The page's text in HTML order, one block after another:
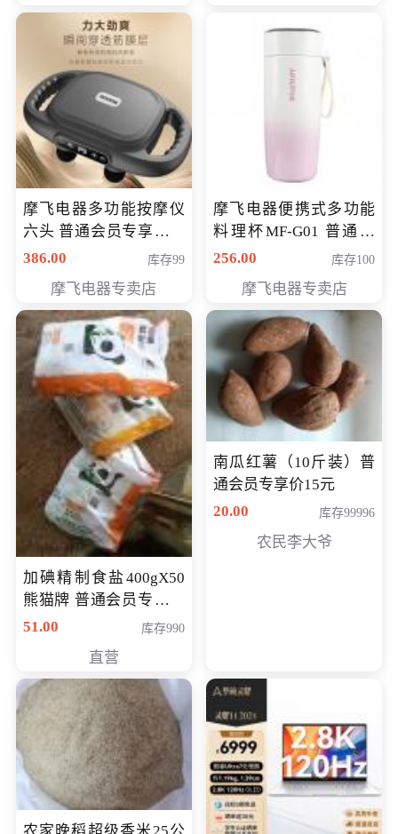
摩飞电器多功能按摩仪
六头 普通会员专享价格
199元
386.00 库存99
摩飞电器专卖店
摩飞电器便携式多功能
料理杯MF-G01 普通会
员专享价格118元
256.00 库存100
摩飞电器专卖店
加碘精制食盐400gX50
熊猫牌 普通会员专享价
格50元
51.00 库存990
直营
南瓜红薯（10斤装）普
通会员专享价15元
20.00
库存99996
农民李大爷